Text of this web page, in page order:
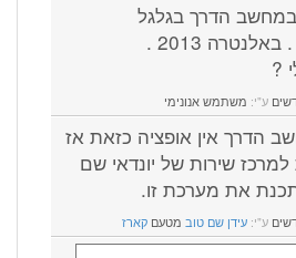
הדרך בגלגל
ההגה אופציה כזו . באלנטרה 2013 .
?
ע"י: משתמש אנונימי
הדרך אין אופציה כזאת אז
שירות של יונדאי שם
את מערכת זו.
ע"י: עידן שם טוב מטעם קארז